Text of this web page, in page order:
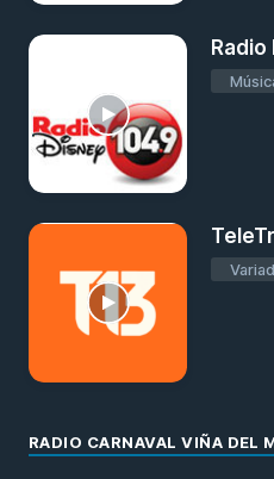
RADIO CARNAVAL VIÑA DEL